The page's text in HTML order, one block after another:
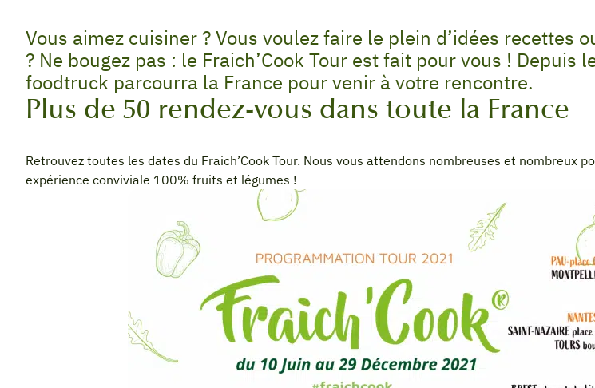
Vous aimez cuisiner ? Vous voulez faire le plein d’idées recettes
? Ne bougez pas : le Fraich’Cook Tour est fait pour vous !
foodtruck parcourra la France pour venir à votre rencontre.
Plus de 50 rendez-vous dans toute la France
Retrouvez toutes les dates du Fraich’Cook Tour. Nous vous attendons nombreuses et nombreux
expérience conviviale 100% fruits et légumes !